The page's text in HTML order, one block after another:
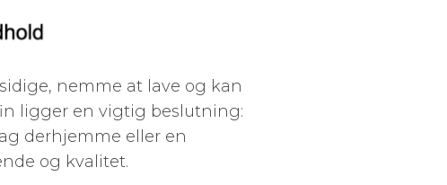
nemme at lave og kan
ligger en vigtig beslutning:
derhjemme eller en
og kvalitet.